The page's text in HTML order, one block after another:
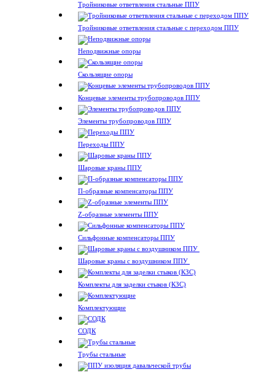
Тройниковые ответвления стальные ППУ
Тройниковые ответвления стальные с переходом ППУ
Неподвижные опоры
Скользящие опоры
Концевые элементы трубопроводов ППУ
Элементы трубопроводов ППУ
Переходы ППУ
Шаровые краны ППУ
П-образные компенсаторы ППУ
Z-образные элементы ППУ
Сильфонные компенсаторы ППУ
Шаровые краны с воздушником ППУ
Комплекты для заделки стыков (КЗС)
Комплектующие
СОДК
Трубы стальные